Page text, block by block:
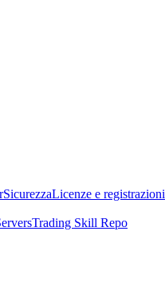
SicurezzaLicenze e registrazioni
Trading Skill Repo